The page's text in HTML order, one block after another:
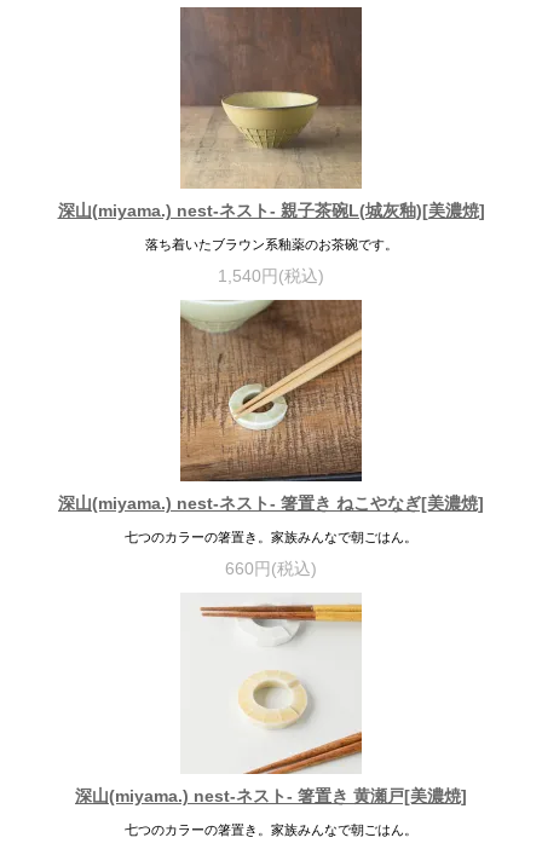
深山(miyama.) nest-ネスト- 親子茶碗L(城灰釉)[美濃焼]
落ち着いたブラウン系釉薬のお茶碗です。
1,540円(税込)
深山(miyama.) nest-ネスト- 箸置き ねこやなぎ[美濃焼]
七つのカラーの箸置き。家族みんなで朝ごはん。
660円(税込)
深山(miyama.) nest-ネスト- 箸置き 黄瀬戸[美濃焼]
七つのカラーの箸置き。家族みんなで朝ごはん。